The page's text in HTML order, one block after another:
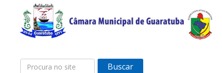
Buscar